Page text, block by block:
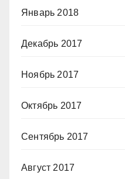
Январь 2018
Декабрь 2017
Ноябрь 2017
Октябрь 2017
Сентябрь 2017
Август 2017